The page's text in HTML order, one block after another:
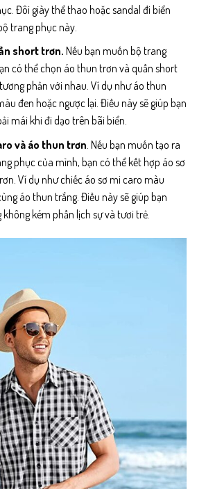
Đôi giày thể thao hoặc sandal đi biển
trang phục này.
short trơn. Nếu bạn muốn bộ trang
có thể chọn áo thun trơn và quần short
phản với nhau. Ví dụ như áo thun
đen hoặc ngược lại. Điều này sẽ giúp bạn
mái khi đi dạo trên bãi biển.
và áo thun trơn. Nếu bạn muốn tạo ra
phục của mình, bạn có thể kết hợp áo sơ
Ví dụ như chiếc áo sơ mi caro màu
áo thun trắng. Điều này sẽ giúp bạn
kém phần lịch sự và tươi trẻ.